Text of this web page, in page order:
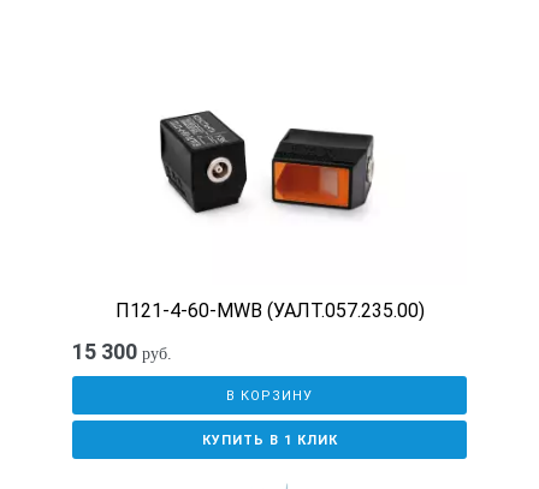
П121-4-60-MWB (УАЛТ.057.235.00)
15 300 руб.
В КОРЗИНУ
КУПИТЬ В 1 КЛИК